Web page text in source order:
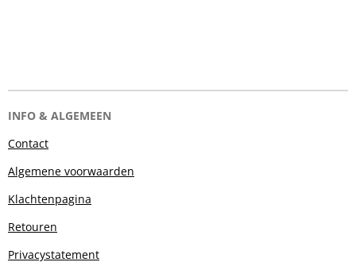
INFO & ALGEMEEN
Contact
Algemene voorwaarden
Klachtenpagina
Retouren
Privacystatement